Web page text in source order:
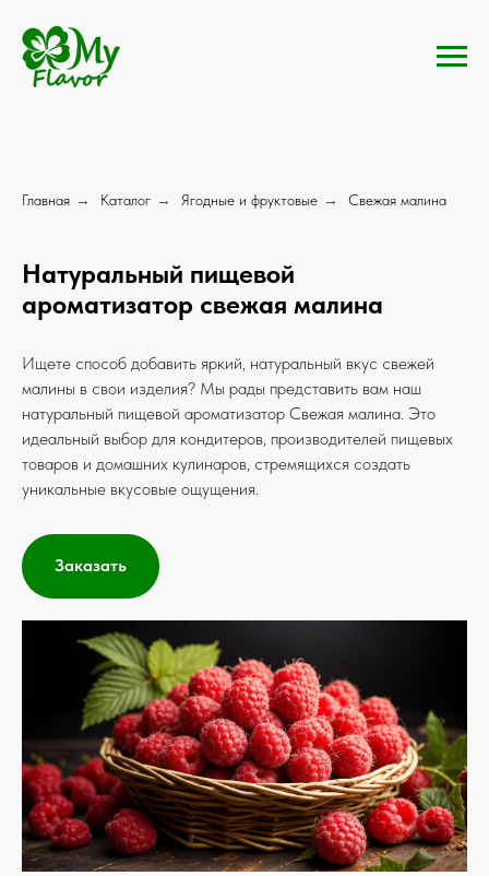
Главная → Каталог → Ягодные и фруктовые → Свежая малина
Натуральный пищевой
ароматизатор свежая малина
Ищете способ добавить яркий, натуральный вкус свежей
малины в свои изделия? Мы рады представить вам наш
натуральный пищевой ароматизатор Свежая малина. Это
идеальный выбор для кондитеров, производителей пищевых
товаров и домашних кулинаров, стремящихся создать
уникальные вкусовые ощущения.
Заказать